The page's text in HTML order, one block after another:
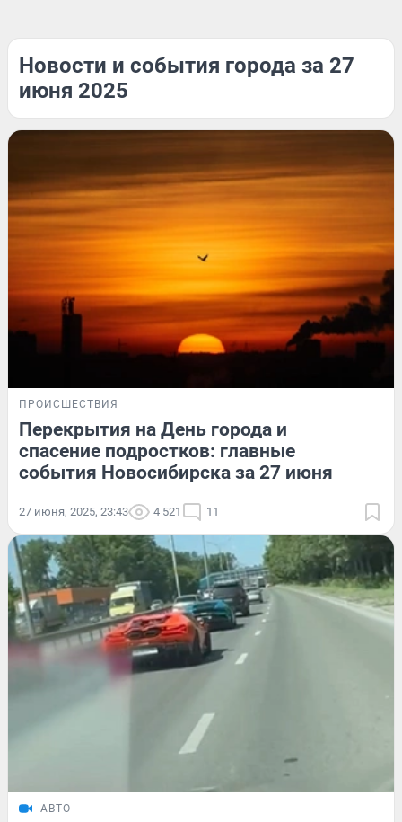
Новости и события города за 27
июня 2025
ПРОИСШЕСТВИЯ
Перекрытия на День города и
спасение подростков: главные
события Новосибирска за 27 июня
27 июня, 2025, 23:43 4 521 11
АВТО